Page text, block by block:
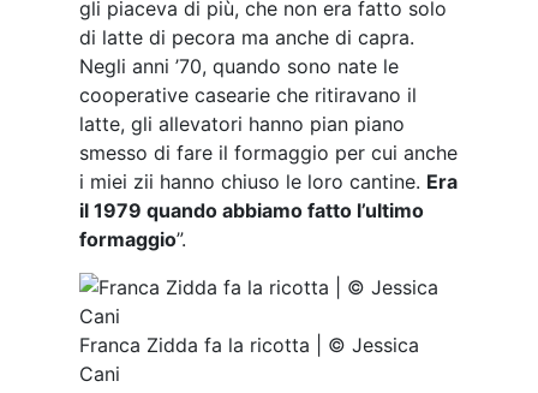
gli piaceva di più, che non era fatto solo
di latte di pecora ma anche di capra.
Negli anni ’70, quando sono nate le
cooperative casearie che ritiravano il
latte, gli allevatori hanno pian piano
smesso di fare il formaggio per cui anche
i miei zii hanno chiuso le loro cantine. Era
il 1979 quando abbiamo fatto l’ultimo
formaggio”.
Franca Zidda fa la ricotta | © Jessica
Cani